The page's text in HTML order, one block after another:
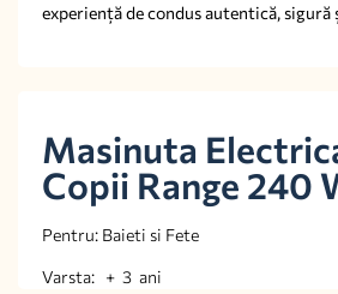
experiență de condus autentică,
Masinuta
Copii Range 240
Pentru: Baieti si Fete
Varsta: + 3 ani